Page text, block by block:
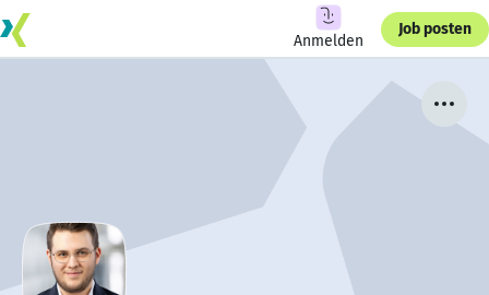
Anmelden
Job posten